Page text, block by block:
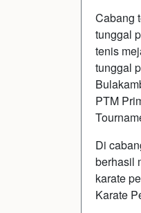
Cabang
tunggal
tenis
tunggal
PTM
Di
berhasil
karate
Karate